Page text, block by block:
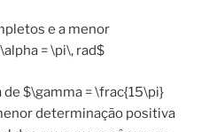
e a menor
= \pi\, rad$
$\gamma = \frac{15\pi}
determinação positiva